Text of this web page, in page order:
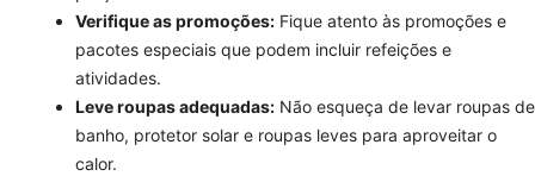
Verifique as promoções: Fique atento às promoções e
pacotes especiais que podem incluir refeições e
atividades.
Leve roupas adequadas: Não esqueça de levar roupas de
banho, protetor solar e roupas leves para aproveitar o
calor.